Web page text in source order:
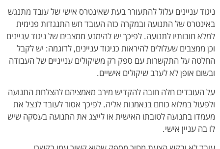
ניגוד עניינים עלול להתעורר בעת שאינטרס אישי של עובד מתנגש
באינטרס של התנועה ובמקרה כזה העובד חש התנגדות פנימית
למלא חובותיו לתנועה. לפיכך יש להימנע ממצבים של ניגוד עניינים
וכן ממצבים שעלולים להיראות כניגוד עניינים, לדוגמה: יש לקבל
החלטה על התקשרות עם ספק רק משיקולים ענייניים של העבודה
ובשום אופן לא לערב שיקולים אישיים.
על העובדים חלה חובה להקדיש מירב מאמציהם להצלחת התנועה
ולפעול במלוא כוחם בנאמנות אליה. לפיכך אסור לעובד לנצל את
מעמדו בתנועה לטובתו האישית או לייצג את התנועה בעסקה שיש
לו בה עניין אישי.